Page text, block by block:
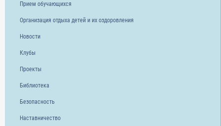
Прием обучающихся
Организация отдыха детей и их оздоровления
Новости
Клубы
Проекты
Библиотека
Безопасность
Наставничество